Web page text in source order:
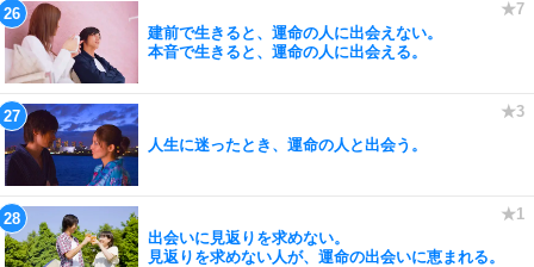
建前で生きると、運命の人に出会えない。
本音で生きると、運命の人に出会える。
人生に迷ったとき、運命の人と出会う。
出会いに見返りを求めない。
見返りを求めない人が、運命の出会いに恵まれる。